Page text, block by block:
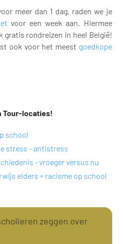
meer dan 1 dag, raden we je
voor een week aan. Hiermee
gratis rondreizen in heel België!
ook voor het meest goedkope
Tour-locaties!
school
stress - antistress
- vroeger versus nu
elders + racisme op school
zeggen over